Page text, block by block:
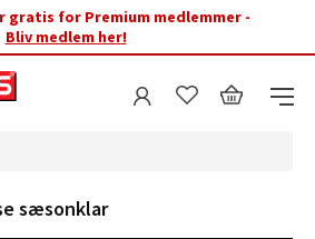
gratis for Premium medlemmer -
Bliv medlem her!
sæsonklar